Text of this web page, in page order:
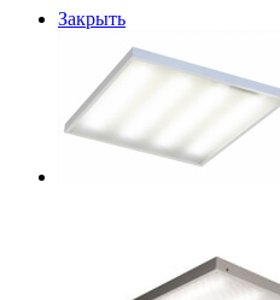
Закрыть